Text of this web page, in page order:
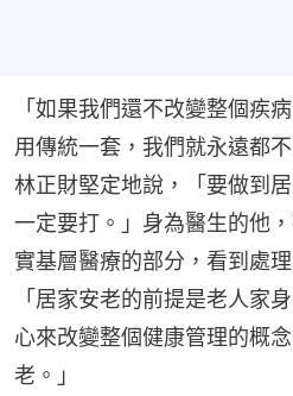
「如果我們還不改變整個疾
用傳統一套，我們就永遠都不
林正財堅定地說，「要做到
一定要打。」身為醫生的他
實基層醫療的部分，看到處
「居家安老的前提是老人家
心來改變整個健康管理的概
老。」